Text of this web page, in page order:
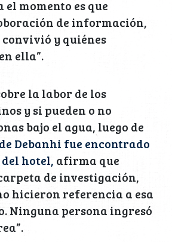
el momento es que
de información,
y quiénes
ella”.
la labor de los
y si pueden o no
bajo el agua, luego de
Debanhi fue encontrado
hotel, afirma que
de investigación,
hicieron referencia a esa
Ninguna persona ingresó